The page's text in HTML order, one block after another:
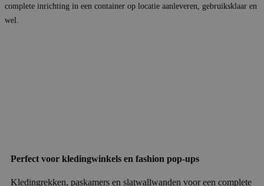
complete inrichting in een container op locatie aanleveren, gebruiksklaar en
wel.
Perfect voor kledingwinkels en fashion pop-ups
Kledingrekken, paskamers en slatwallwanden voor een complete